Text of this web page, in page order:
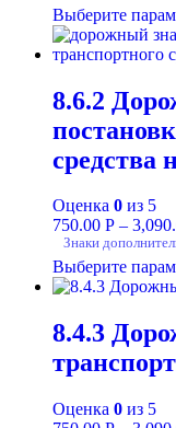
Выберите
8.6.2
средства
Оценка 0 из 5
750.00 Р –
Знаки
Выберите
8.4.3
Оценка 0 из 5